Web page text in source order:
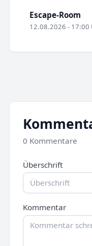
Escape-Room
12.08.2026 - 17:00
0 Kommentare
Überschrift
Kommentar